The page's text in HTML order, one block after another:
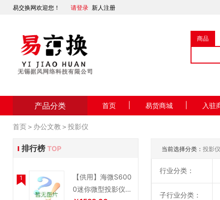
易交换网欢迎您！ 请登录 新人注册
商品
产品分类 首页 易货商城 入驻
首页＞ 办公文教 ＞ 投影仪
当前选择分类：投影
行业分类：
子行业分类：
排行榜 TOP
1
【供用】海微S600
0迷你微型投影仪便